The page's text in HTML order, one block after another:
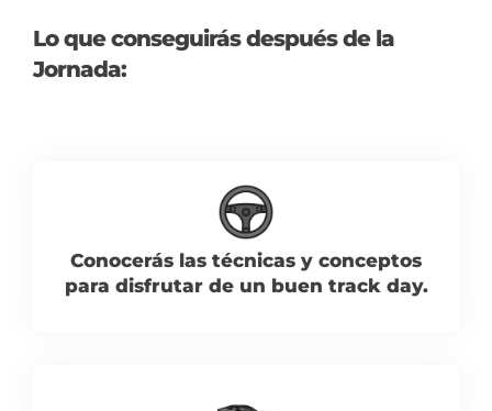
Lo que conseguirás después de la
Jornada:
Conocerás las técnicas y conceptos
para disfrutar de un buen track day.